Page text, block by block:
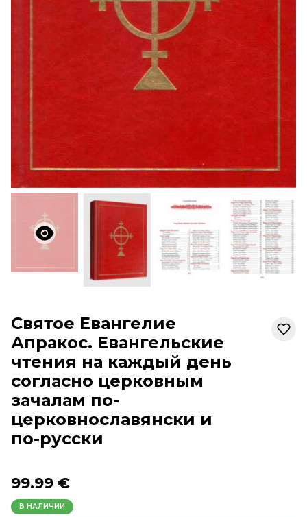
Святое Евангелие
Апракос. Евангельские
чтения на каждый день
согласно церковным
зачалам по-
церковнославянски и
по-русски
99.99 €
В НАЛИЧИИ